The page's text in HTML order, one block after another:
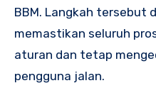
BBM. Langkah tersebut
memastikan seluruh
aturan dan tetap
pengguna jalan.